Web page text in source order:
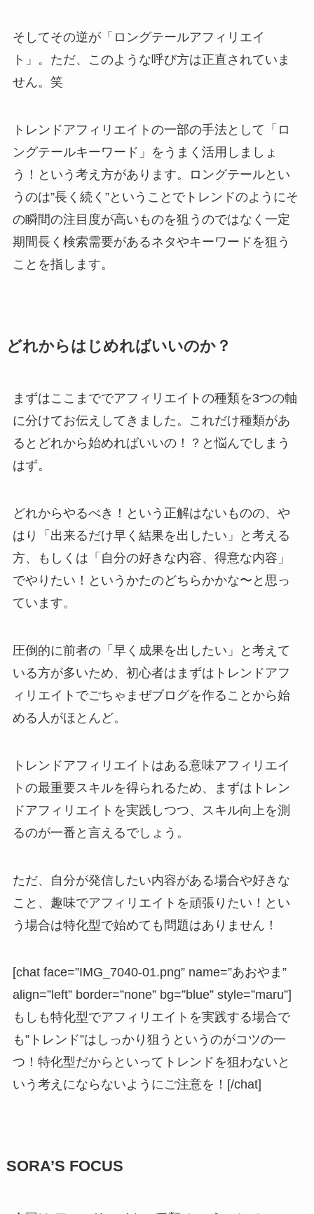
そしてその逆が「ロングテールアフィリエイ
ト」。ただ、このような呼び方は正直されていま
せん。笑
トレンドアフィリエイトの一部の手法として「ロ
ングテールキーワード」をうまく活用しましょ
う！という考え方があります。ロングテールとい
うのは”長く続く”ということでトレンドのようにそ
の瞬間の注目度が高いものを狙うのではなく 一定
期間長く検索需要があるネタやキーワードを狙う
ことを指します。
どれからはじめればいいのか？
まずはここまででアフィリエイトの種類を3つの軸
に分けてお伝えしてきました。これだけ種類があ
るとどれから始めればいいの！？と悩んでしまう
はず。
どれからやるべき！という正解はないものの、や
はり「出来るだけ早く結果を出したい」と考える
方、もしくは「自分の好きな内容、得意な内容」
でやりたい！というかたのどちらかかな〜と思っ
ています。
圧倒的に前者の「早く成果を出したい」と考えて
いる方が多いため、初心者はまずはトレンドアフ
ィリエイトでごちゃまぜブログを作ることから始
める人がほとんど。
トレンドアフィリエイトはある意味アフィリエイ
トの最重要スキルを得られるため、まずはトレン
ドアフィリエイトを実践しつつ、スキル向上を測
るのが一番と言えるでしょう。
ただ、自分が発信したい内容がある場合や好きな
こと、趣味でアフィリエイトを頑張りたい！とい
う場合は特化型で始めても問題はありません！
[chat face=”IMG_7040-01.png” name=”あおやま”
align=”left” border=”none” bg=”blue” style=”maru”]
もしも特化型でアフィリエイトを実践する場合で
も”トレンド”はしっかり狙うというのがコツの一
つ！特化型だからといってトレンドを狙わないと
いう考えにならないようにご注意を！[/chat]
SORA’S FOCUS